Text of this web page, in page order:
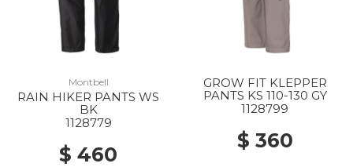
Montbell
RAIN HIKER PANTS WS
BK
1128779
$ 460
GROW FIT KLEPPER
PANTS KS 110-130 GY
1128799
$ 360